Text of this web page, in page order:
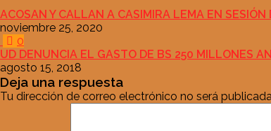
ACOSAN Y CALLAN A CASIMIRA LEMA EN SESIÓN
noviembre 25, 2020
0
UD DENUNCIA EL GASTO DE BS 250 MILLONES
agosto 15, 2018
Deja una respuesta
Tu dirección de correo electrónico no será